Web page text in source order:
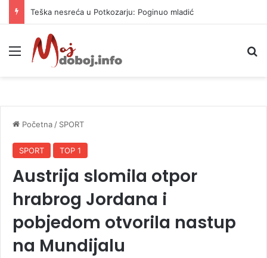
Teška nesreća u Potkozarju: Poginuo mladić
Meni
Početna / SPORT
SPORT TOP 1
Austrija slomila otpor
hrabrog Jordana i
pobjedom otvorila nastup
na Mundijalu